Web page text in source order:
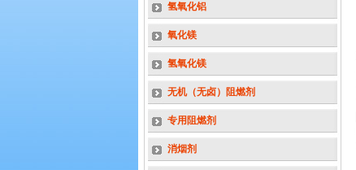
氢氧化铝
氧化镁
氢氧化镁
无机（无卤）阻燃剂
专用阻燃剂
消烟剂